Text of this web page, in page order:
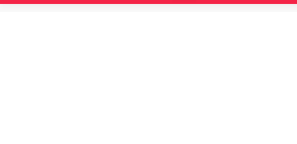
Infantino’ya ilişkin